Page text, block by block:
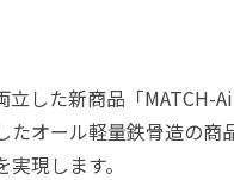
立した新商品「MATCH-
たオール軽量鉄骨造の
現します。